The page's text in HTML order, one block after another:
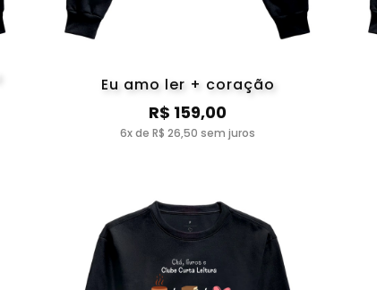
Eu amo ler + coração
R$ 159,00
6x de R$ 26,50 sem juros